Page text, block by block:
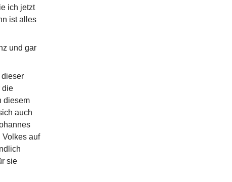
ich jetzt
ist alles
und gar
die
diesem
auch
Volkes auf
sie